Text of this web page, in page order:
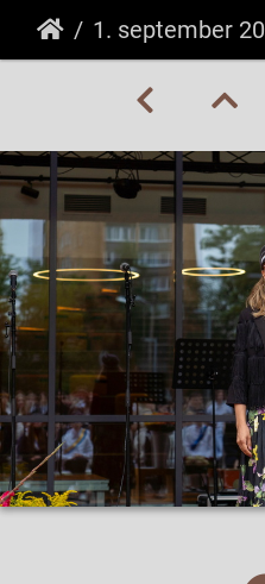
1. september 2025